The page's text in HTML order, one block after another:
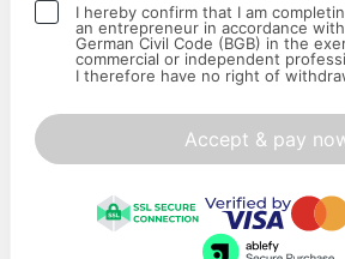
I hereby confirm that I am
an entrepreneur in accordance
German Civil Code (BGB) in the
commercial or independent
I therefore have no right of
Accept & pay